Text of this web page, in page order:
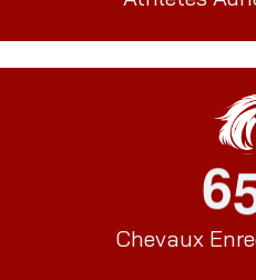
6
Chevaux